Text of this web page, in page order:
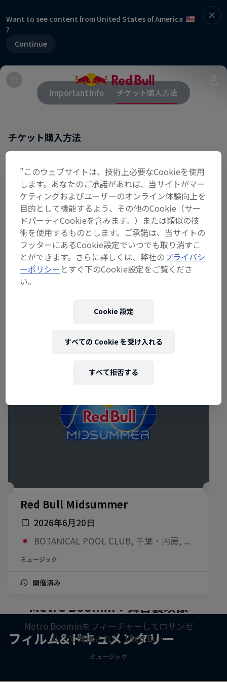
Want to see content from United States of America
?
Continue
Important Info チケット購入方法
チケット購入方法
をクリックします。Red Bull Musicアカウントにロ
グインし、メッセージに従ってチケットを購入しま
す。Red Bull Musicアカウントをまだ持っていない
場合は、ご自身のFacebookアカウント、Twitterア
カウント、またはEmailアドレスから簡単に作れま
す。
※イベントにより参加方法が異なります。それぞれ
のイベントページの詳細をご確認ください。
Red Bull Midsummer
2026年6月20日
BOTANICAL POOL CLUB, 千葉・内房, 日本
ミュージック
開催済み
フィルム&ドキュメンタリー
Metro Boomin：舞台裏映像
Metro Boominをフィーチャーしてロサンゼ
ルスで開催された【Red Bu…
ミュージック
”このウェブサイトは、技術上必要なCookieを使用
します。あなたのご承諾があれば、当サイトがマー
ケティングおよびユーザーのオンライン体験向上を
目的として機能するよう、その他のCookie（サー
ドパーティCookieを含みます。）または類似の技
術を使用するものとします。ご承諾は、当サイトの
フッターにあるCookie設定でいつでも取り消すこ
とができます。さらに詳しくは、弊社のプライバシ
ーポリシー とすぐ下のCookie設定をご覧くださ
い。
Cookie 設定
すべて拒否する
すべての Cookie を受け入れる